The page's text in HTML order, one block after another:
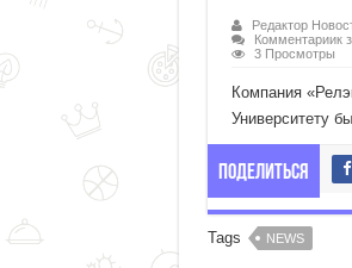
Редактор
Комментариик
3 Просмотры
Компания
Университету
Поделиться
Tags NEWS